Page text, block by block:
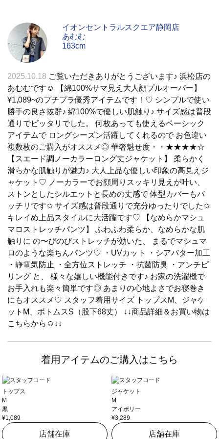
イオンセントラルスクエア静岡店
あむむ
163cm
2025.10.18 ご覧いただきありがとうございます♪ 浜松店の
あむむです☺︎︎ 【綿100%サマ見え大人顔プルオーバー】
¥1,089~のプチプラ優秀アイテムです！♡ シンプルで使い
勝手の良さ抜群♪ 綿100%で優しい肌触り♪ サイズ感は普段
通りでピッタリでした。 何枚あっても使えるベーシック
アイテムで ロングシーズン活躍してくれるので お色違い
複数枚のご購入がオススメ◎ 華奢魅せ度・・★★★★☆
【スエード調ノーカラーロング丈ジャケット】 柔らかく
滑らかな肌触りが魅力♪ 大人上品な優しい印象の高見えジ
ャケット♡ ノーカラーでお顔周りスッキリ見えが叶い、
ストンとしたシルエットと長めの丈感で 体型カバーもバ
ッチリです✩︎ サイズ感は普段通りで充分ゆったりでした✩︎
キレイめ上品スタイルに大活躍です♡ 【なめらかマシュ
マロストレッチパンツ】 ふわふわ柔らか、なめらかな肌
触りに の〜びのびストレッチが効いた、 まるでマシュマ
ロのような楽ちんパンツ♡ ・UVカット ・シアバター加工
・静電気防止 ・全方位ストレッチ ・抗菌防臭 ・アンチピ
リング と、 様々な嬉しい機能付きです♪ お家の洗濯機で
お手入れも楽々簡単です◎ あまりの心地よさでお寝巻き
にもオススメ♡ スタッフ着用サイズ トップスM、ジャケ
ットM、ボトムスS（股下68丈） ↓↓商品詳細＆お買い物は
こちらから☺︎︎↓↓
着用アイテムのご購入はこちら
トップス
M
黒
¥1,089
店舗在庫
ジャケット
M
アイボリー
¥3,289
店舗在庫